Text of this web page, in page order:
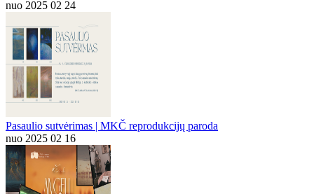
nuo 2025 02 24
Pasaulio sutvėrimas | MKČ reprodukcijų paroda
nuo 2025 02 16